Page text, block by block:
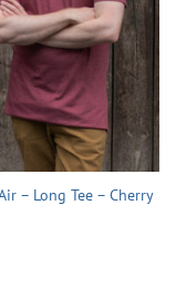
– Long Tee – Cherry